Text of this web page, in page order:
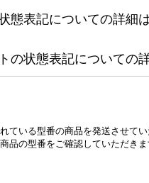
態表記についての詳細
の状態表記についての
ている型番の商品を発送させて
品の型番をご確認していただきま